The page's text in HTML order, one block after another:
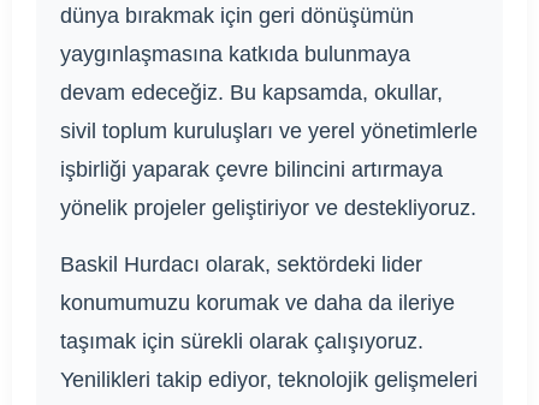
dünya bırakmak için geri dönüşümün
yaygınlaşmasına katkıda bulunmaya
devam edeceğiz. Bu kapsamda, okullar,
sivil toplum kuruluşları ve yerel yönetimlerle
işbirliği yaparak çevre bilincini artırmaya
yönelik projeler geliştiriyor ve destekliyoruz.
Baskil Hurdacı olarak, sektördeki lider
konumumuzu korumak ve daha da ileriye
taşımak için sürekli olarak çalışıyoruz.
Yenilikleri takip ediyor, teknolojik gelişmeleri